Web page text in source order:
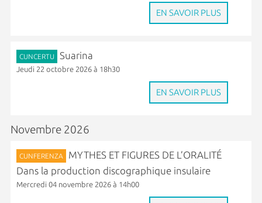
EN SAVOIR PLUS
CUNCERTU Suarina
Jeudi 22 octobre 2026 à 18h30
EN SAVOIR PLUS
Novembre 2026
CUNFERENZA
MYTHES ET FIGURES DE L’ORALITÉ
Dans la production discographique insulaire
Mercredi 04 novembre 2026 à 14h00